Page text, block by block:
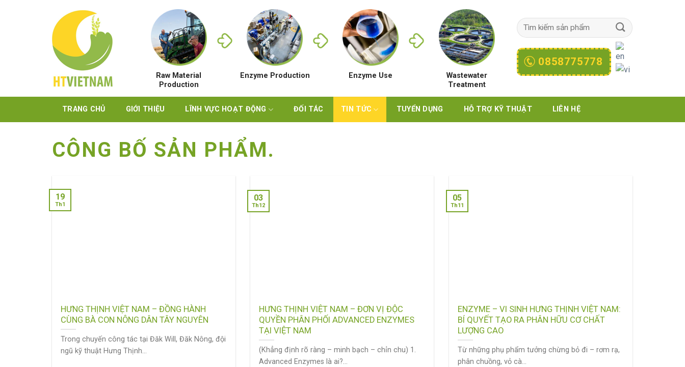
Raw Material
Production
Enzyme Production Enzyme Use
Wastewater
Treatment
0858775778
TRANG CHỦ GIỚI THIỆU LĨNH VỰC HOẠT ĐỘNG ĐỐI TÁC TIN TỨC TUYỂN DỤNG HỖ TRỢ KỸ THUẬT LIÊN HỆ
CÔNG BỐ SẢN PHẨM.
HƯNG THỊNH VIỆT NAM – ĐỒNG HÀNH
CÙNG BÀ CON NÔNG DÂN TÂY NGUYÊN
Trong chuyến công tác tại Đăk Will, Đăk Nông, đội
ngũ kỹ thuật Hưng Thịnh...
19
Th1
HƯNG THỊNH VIỆT NAM – ĐƠN VỊ ĐỘC
QUYỀN PHÂN PHỐI ADVANCED ENZYMES
TẠI VIỆT NAM
(Khẳng định rõ ràng – minh bạch – chỉn chu) 1.
Advanced Enzymes là ai?...
03
Th12
ENZYME – VI SINH HƯNG THỊNH VIỆT NAM:
BÍ QUYẾT TẠO RA PHÂN HỮU CƠ CHẤT
LƯỢNG CAO
Từ những phụ phẩm tưởng chừng bỏ đi – rơm rạ,
phân chuồng, vỏ cà...
05
Th11